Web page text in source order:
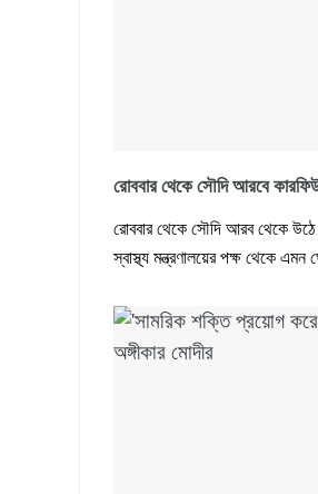
রোববার থেকে সৌদি আরবে
রোববার থেকে সৌদি আরব থেকে উঠে
স্বাস্থ্য মন্ত্রণালয়ের পক্ষ থেকে এমন